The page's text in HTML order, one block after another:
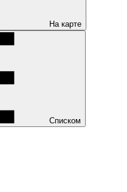
На карте
Списком